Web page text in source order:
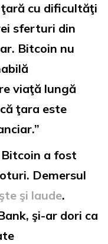
cu dificultăţi
sferturi din
Bitcoin nu
viaţă lungă
ţara este
Bitcoin a fost
Demersul
şi laude.
şi-ar dori ca